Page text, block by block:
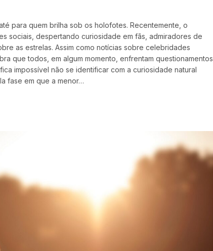
para quem brilha sob os holofotes. Recentemente, o
sociais, despertando curiosidade em fãs, admiradores de
as estrelas. Assim como notícias sobre celebridades
que todos, em algum momento, enfrentam questionamentos
impossível não se identificar com a curiosidade natural
fase em que a menor…